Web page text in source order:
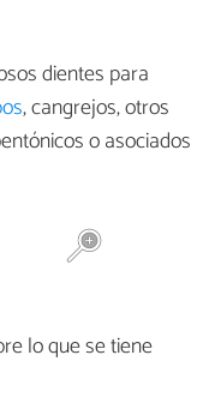
dientes para
, cangrejos, otros
o asociados
lo que se tiene